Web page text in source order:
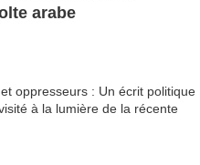
arabe